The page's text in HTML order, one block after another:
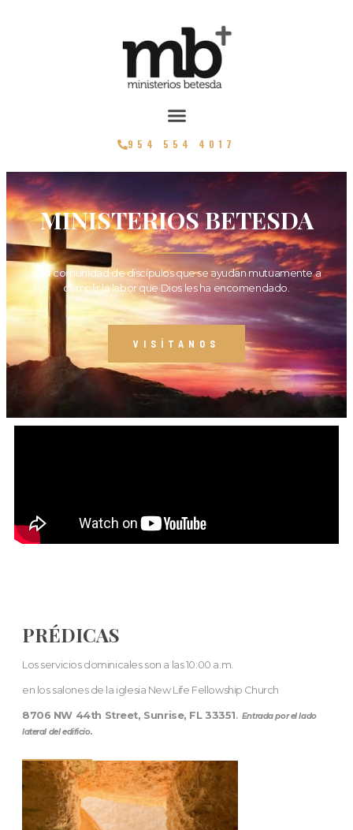
954 554 4017
MINISTERIOS BETESDA
Una comunidad de discípulos que se ayudan mutuamente a
cumplir la labor que Dios les ha encomendado.
VISÍTANOS
PRÉDICAS
Los servicios dominicales son a las 10:00 a.m.
en los salones de la iglesia New Life Fellowship Church
8706 NW 44th Street, Sunrise, FL 33351. Entrada por el lado
lateral del edificio.